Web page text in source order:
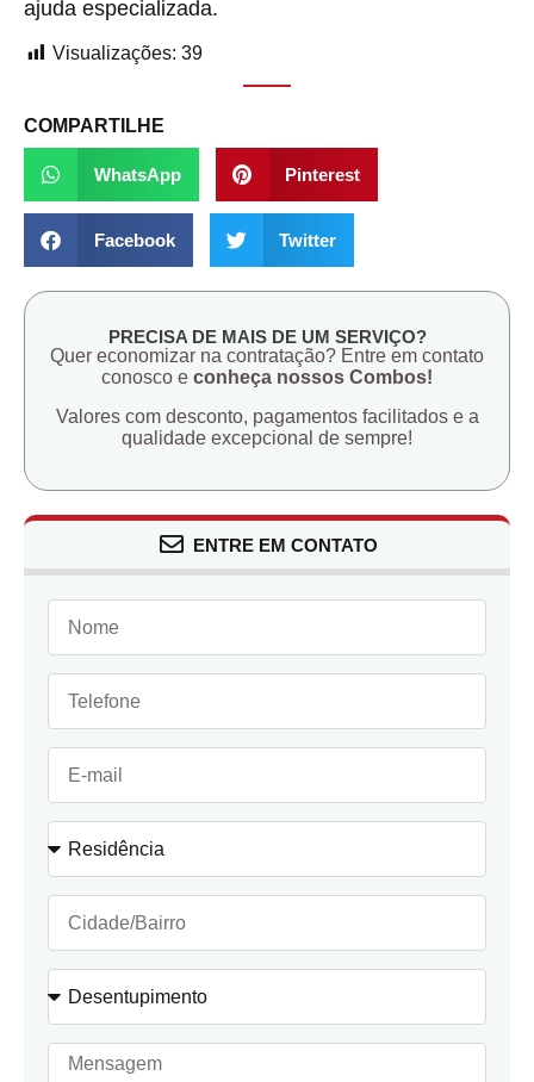
ajuda especializada.
Visualizações: 39
COMPARTILHE
WhatsApp Pinterest
Facebook Twitter
PRECISA DE MAIS DE UM SERVIÇO?
Quer economizar na contratação? Entre em contato
conosco e conheça nossos Combos!
Valores com desconto, pagamentos facilitados e a
qualidade excepcional de sempre!
ENTRE EM CONTATO